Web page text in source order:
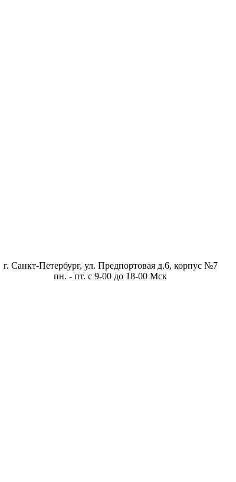
г. Санкт-Петербург, ул. Предпортовая д.6, корпус №7
пн. - пт. с 9-00 до 18-00 Мск